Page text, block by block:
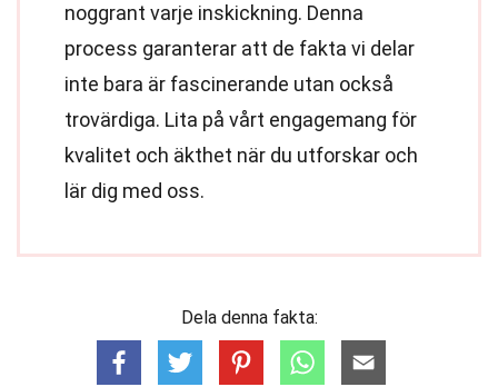
noggrant varje inskickning. Denna
process garanterar att de fakta vi delar
inte bara är fascinerande utan också
trovärdiga. Lita på vårt engagemang för
kvalitet och äkthet när du utforskar och
lär dig med oss.
Dela denna fakta: